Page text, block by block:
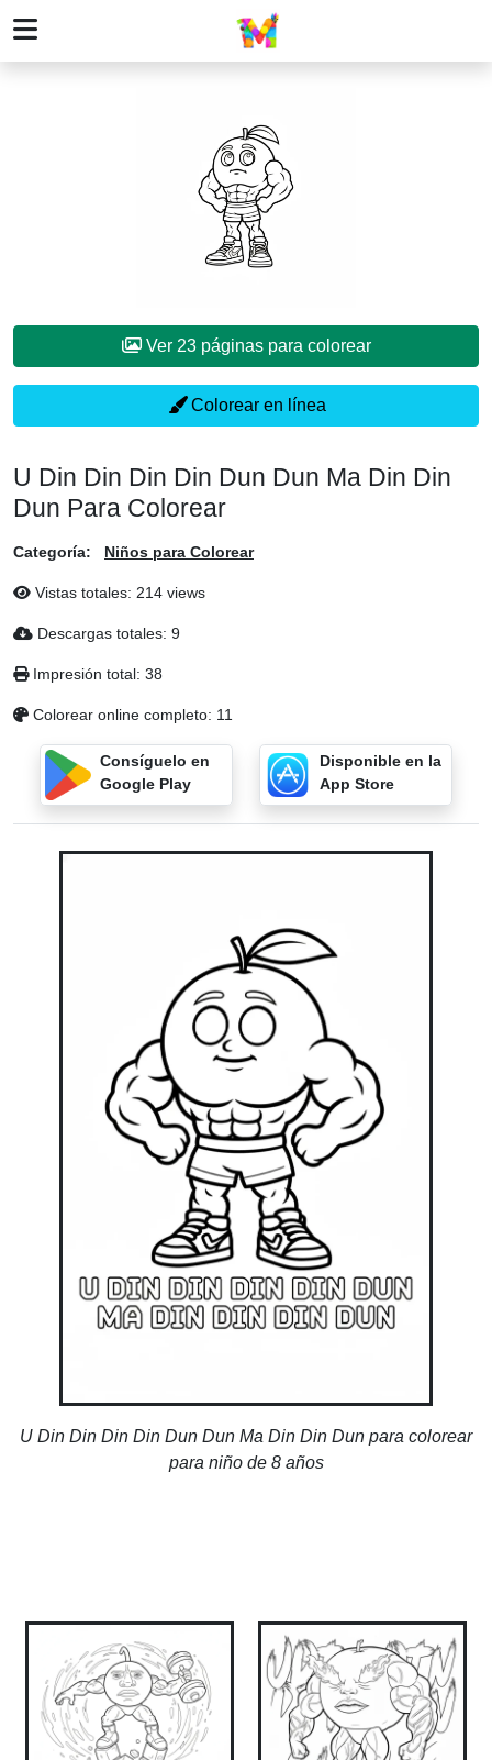
Ver 23 páginas para colorear
Colorear en línea
U Din Din Din Din Dun Dun Ma Din Din
Dun Para Colorear
Categoría: Niños para Colorear
Vistas totales: 214 views
Descargas totales: 9
Impresión total: 38
Colorear online completo: 11
Consíguelo en
Google Play
Disponible en la
App Store
U Din Din Din Din Dun Dun Ma Din Din Dun para colorear
para niño de 8 años